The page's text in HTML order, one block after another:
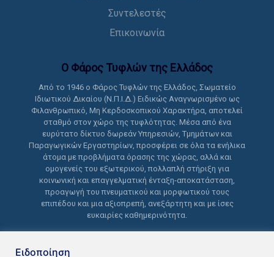
Συντελεστές
Επικοινωνία
Ο Φάρος Τυφλών της Ελλάδoς
Από το 1946 ο Φάρος Τυφλών της Ελλάδος, Σωματείο
Ιδιωτικού Δικαίου (Ν.Π.Ι.Δ.) Ειδικώς Αναγνωρισμένο ως
Φιλανθρωπικό, Μη Κερδοσκοπικού Χαρακτήρα, αποτελεί
σταθμό στον χώρο της τυφλότητας. Μέσα από ένα
ευρύτατο δίκτυο δωρεάν Υπηρεσιών, Τμημάτων και
Παραγωγικών Εργαστηρίων, προσφέρει σε όλα τα ενήλικα
άτομα με προβλήματα όρασης της χώρας, αλλά και
ομογενείς του εξωτερικού, πολλαπλή στήριξη για
κοινωνική και επαγγελματική ένταξη-αποκατάσταση,
προαγωγή του πνευματικού και μορφωτικού τους
επιπέδου και μια αξιοπρεπή, ανεξάρτητη και με ίσες
ευκαιρίες καθημερινότητα.
Ειδοποίηση